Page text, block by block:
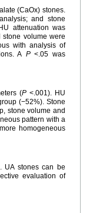
(CaOx) stones.
and stone
attenuation was
volume were
with analysis of
A P<.05 was
(P <.001). HU
(−52%). Stone
stone volume and
pattern with a
homogeneous
UA stones can be
evaluation of